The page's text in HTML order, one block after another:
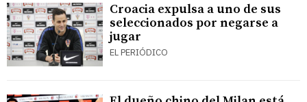
Croacia expulsa a uno de sus
seleccionados por negarse a
jugar
EL PERIÓDICO